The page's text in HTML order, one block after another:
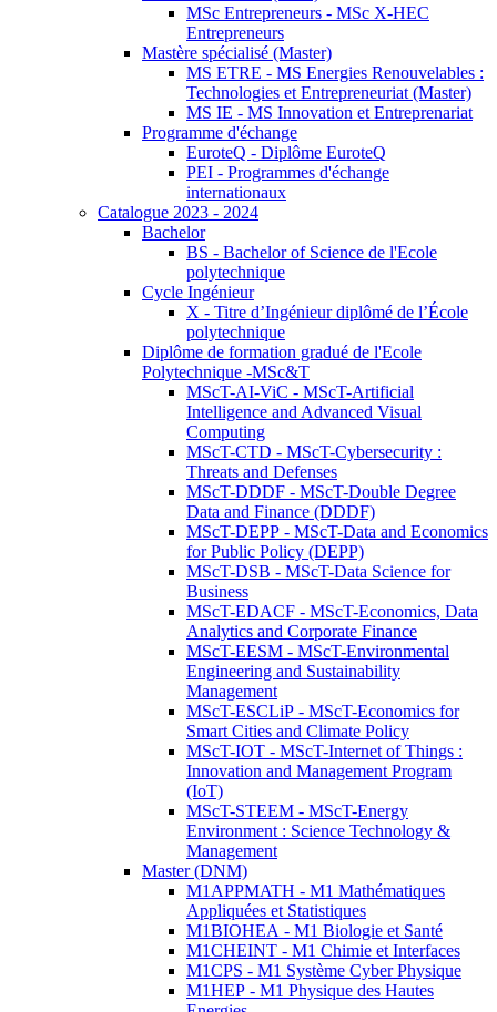
MSc Entrepreneurs - MSc X-HEC
Entrepreneurs
Mastère spécialisé (Master)
MS ETRE - MS Energies Renouvelables :
Technologies et Entrepreneuriat (Master)
MS IE - MS Innovation et Entreprenariat
Programme d'échange
EuroteQ - Diplôme EuroteQ
PEI - Programmes d'échange
internationaux
Catalogue 2023 - 2024
Bachelor
BS - Bachelor of Science de l'Ecole
polytechnique
Cycle Ingénieur
X - Titre d’Ingénieur diplômé de l’École
polytechnique
Diplôme de formation gradué de l'Ecole
Polytechnique -MSc&T
MScT-AI-ViC - MScT-Artificial
Intelligence and Advanced Visual
Computing
MScT-CTD - MScT-Cybersecurity :
Threats and Defenses
MScT-DDDF - MScT-Double Degree
Data and Finance (DDDF)
MScT-DEPP - MScT-Data and Economics
for Public Policy (DEPP)
MScT-DSB - MScT-Data Science for
Business
MScT-EDACF - MScT-Economics, Data
Analytics and Corporate Finance
MScT-EESM - MScT-Environmental
Engineering and Sustainability
Management
MScT-ESCLiP - MScT-Economics for
Smart Cities and Climate Policy
MScT-IOT - MScT-Internet of Things :
Innovation and Management Program
(IoT)
MScT-STEEM - MScT-Energy
Environment : Science Technology &
Management
Master (DNM)
M1APPMATH - M1 Mathématiques
Appliquées et Statistiques
M1BIOHEA - M1 Biologie et Santé
M1CHEINT - M1 Chimie et Interfaces
M1CPS - M1 Système Cyber Physique
M1HEP - M1 Physique des Hautes